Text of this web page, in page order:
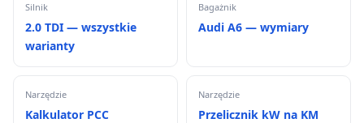
Silnik
2.0 TDI — wszystkie
warianty
Bagażnik
Audi A6 — wymiary
Narzędzie
Kalkulator PCC
Narzędzie
Przelicznik kW na KM